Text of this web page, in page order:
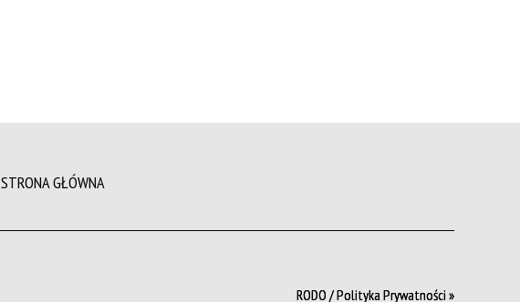
STRONA GŁÓWNA
RODO / Polityka Prywatności »